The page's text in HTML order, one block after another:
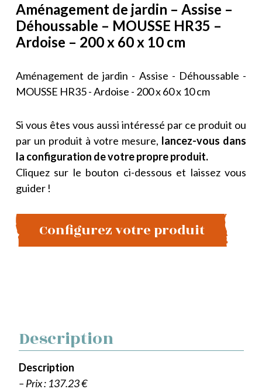
Aménagement de jardin – Assise –
Déhoussable – MOUSSE HR35 –
Ardoise – 200 x 60 x 10 cm
Aménagement de jardin - Assise - Déhoussable -
MOUSSE HR35 - Ardoise - 200 x 60 x 10 cm
Si vous êtes vous aussi intéressé par ce produit ou
par un produit à votre mesure, lancez-vous dans
la configuration de votre propre produit.
Cliquez sur le bouton ci-dessous et laissez vous
guider !
Configurez votre produit
Description
Description
– Prix : 137.23 €